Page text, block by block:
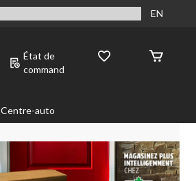
EN
État de
command
Centre-auto